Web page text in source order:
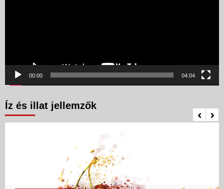
00:00 04:04
Íz és illat jellemzők